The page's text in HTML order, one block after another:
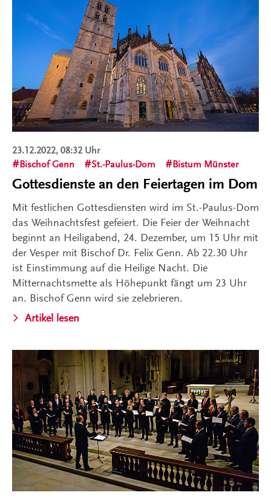
23.12.2022, 08:32 Uhr
Bischof Genn
St.-Paulus-Dom Bistum Münster
Gottesdienste an den Feiertagen im Dom
Mit festlichen Gottesdiensten wird im St.-Paulus-Dom
das Weihnachtsfest gefeiert. Die Feier der Weihnacht
beginnt an Heiligabend, 24. Dezember, um 15 Uhr mit
der Vesper mit Bischof Dr. Felix Genn. Ab 22.30 Uhr
ist Einstimmung auf die Heilige Nacht. Die
Mitternachtsmette als Höhepunkt fängt um 23 Uhr
an. Bischof Genn wird sie zelebrieren.
Artikel lesen